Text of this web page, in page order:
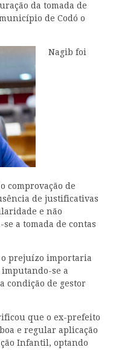
da tomada de
de Codó o
Nagib foi
comprovação de
de justificativas
e não
a tomada de contas
o prejuízo importaria
se a
condição de gestor
que o ex-prefeito
e regular aplicação
Infantil, optando